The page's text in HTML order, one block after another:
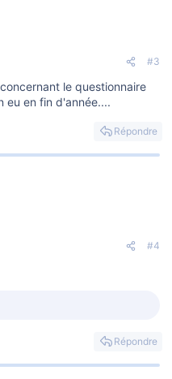
#3
le questionnaire
eu en fin d'année....
Répondre
#4
Répondre